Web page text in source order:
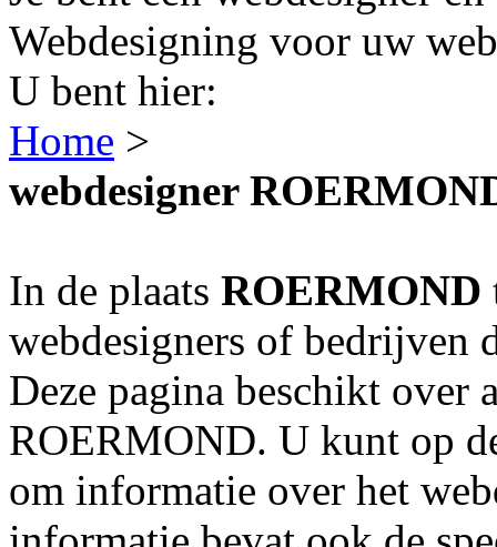
Webdesigning voor uw
U bent hier:
Home >
webdesigner
In de plaats ROERMOND
webdesigners of bedrijven
Deze pagina beschikt over
ROERMOND. U kunt op
om informatie over het